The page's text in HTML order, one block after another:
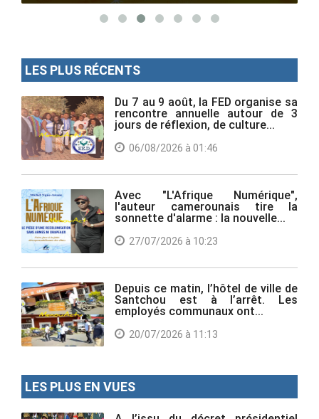
LES PLUS RÉCENTS
Du 7 au 9 août, la FED organise sa
rencontre annuelle autour de 3
jours de réflexion, de culture...
06/08/2026 à 01:46
Avec "L'Afrique Numérique",
l'auteur camerounais tire la
sonnette d'alarme : la nouvelle...
27/07/2026 à 10:23
Depuis ce matin, l’hôtel de ville de
Santchou est à l’arrêt. Les
employés communaux ont...
20/07/2026 à 11:13
LES PLUS EN VUES